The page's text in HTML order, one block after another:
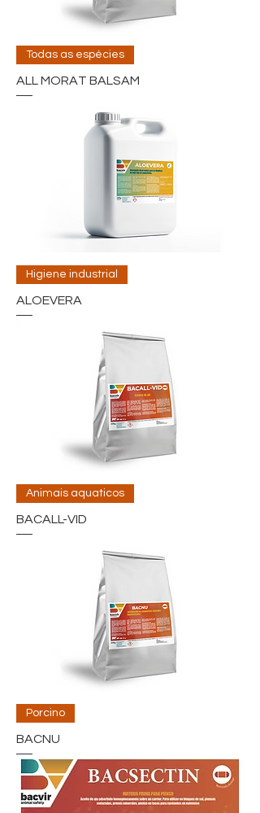
Todas as espécies
ALL MORAT BALSAM
Higiene industrial
ALOEVERA
Animais aquaticos
BACALL-VID
Porcino
BACNU